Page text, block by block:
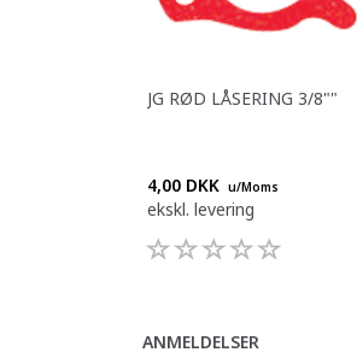
JG RØD LÅSERING 3/8""
4,00 DKK u/Moms
ekskl. levering
ANMELDELSER